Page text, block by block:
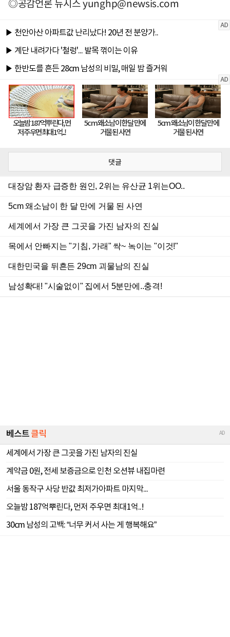
◎공감언론 뉴시스yunghp@newsis.com
댓글